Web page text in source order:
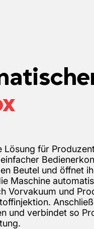
Lösung für
Beutel und öffnet
Maschine
Vorvakuum und
und verbindet so